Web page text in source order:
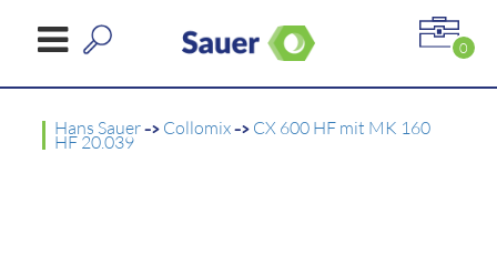
0
Hans Sauer-> Collomix-> CX 600 HF mit MK 160
HF 20.039